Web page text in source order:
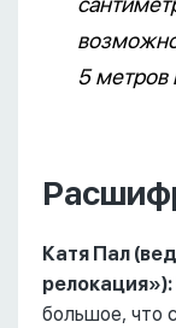
5 метров
Катя Пал
релокация»):
большое, что